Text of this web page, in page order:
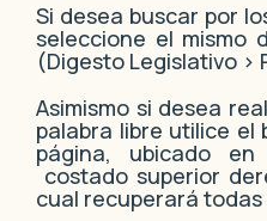
Si desea buscar por
seleccione el mismo
(Digesto Legislativo >
Asimismo si desea
palabra libre utilice el
página, ubicado
costado superior
cual recuperará